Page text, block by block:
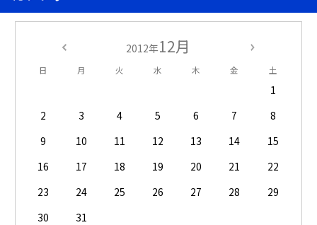
2012年12月
日 月 火 水 木 金 土
1
2
3 4 5 6 7
8
9
10 11 12 13 14
15
16
17 18 19 20 21
22
23
24 25 26 27 28
29
30
31